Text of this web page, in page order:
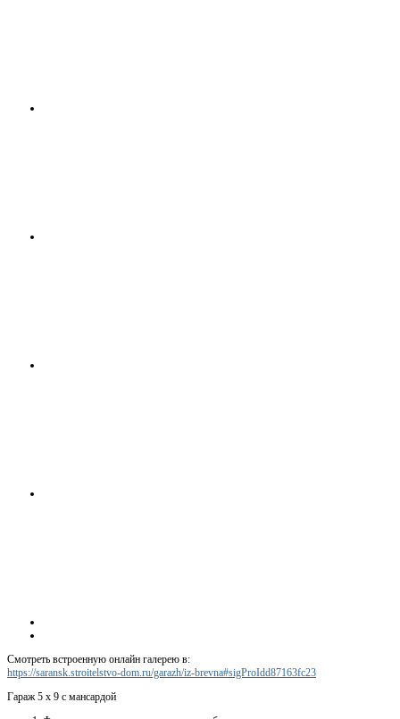
Смотреть встроенную онлайн галерею в:
https://saransk.stroitelstvo-dom.ru/garazh/iz-brevna#sigProIdd87163fc23
Гараж 5 х 9 с мансардой